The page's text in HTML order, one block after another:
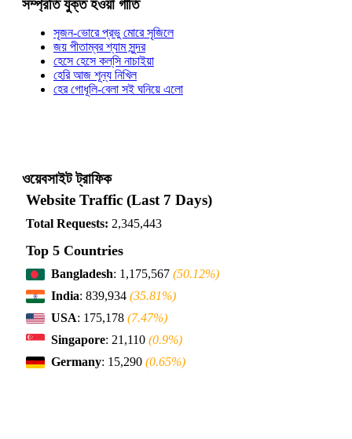
সম্প্রতি যুক্ত হওয়া গীতি
সৃজন-ভোরে প্রভু মোরে সৃজিলে
জয় পীতাম্বর শ্যাম সুন্দর
হেসে হেসে কল্‌সি নাচাইয়া
হেরি আজ শূন্য নিখিল
হের গোধূলি-বেলা সই ঘনিয়ে এলো
ওয়েবসাইট ট্রাফিক
Website Traffic (Last 7 Days)
Total Requests: 2,345,443
Top 5 Countries
Bangladesh: 1,175,567 (50.12%)
India: 839,934 (35.81%)
USA: 175,178 (7.47%)
Singapore: 21,110 (0.9%)
Germany: 15,290 (0.65%)